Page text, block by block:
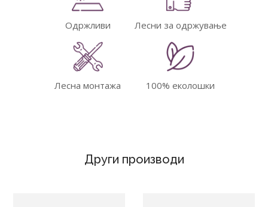
Одржливи Лесни за одржување
Лесна монтажа 100% еколошки
Други производи